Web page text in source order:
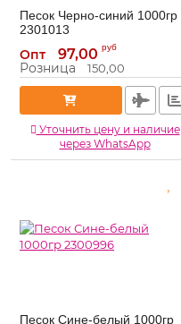
Песок Черно-синий 1000гр
2301013
Артикул: 2301013
Опт 97,00 руб
Розница 150,00
Уточнить цену и наличие
через WhatsApp
Песок Сине-белый 1000гр